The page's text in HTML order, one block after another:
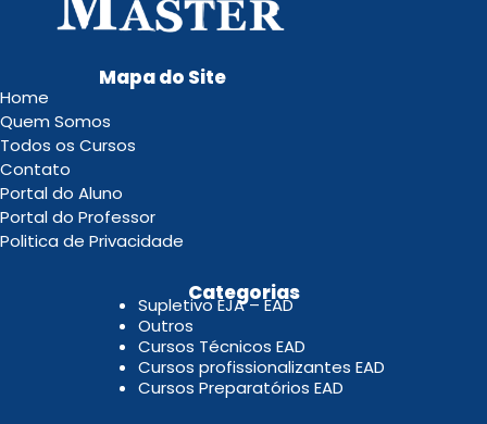
Mapa do Site
Home
Quem Somos
Todos os Cursos
Contato
Portal do Aluno
Portal do Professor
Politica de Privacidade
Categorias
Supletivo EJA – EAD
Outros
Cursos Técnicos EAD
Cursos profissionalizantes EAD
Cursos Preparatórios EAD